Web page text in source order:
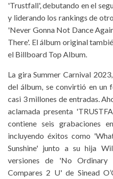
'Trustfall', debutando en el
y liderando los rankings de
'Never Gonna Not Dance
There'. El álbum original
el Billboard Top Album.
La gira Summer Carnival
del álbum, se convirtió en un
casi 3 millones de entradas.
aclamada presenta
contiene seis grabaciones
incluyendo éxitos como
Sunshine' junto a su hija
versiones de 'No
Compares 2 U' de Sinead